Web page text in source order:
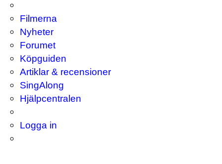
Filmerna
Nyheter
Forumet
Köpguiden
Artiklar & recensioner
SingAlong
Hjälpcentralen
Logga in